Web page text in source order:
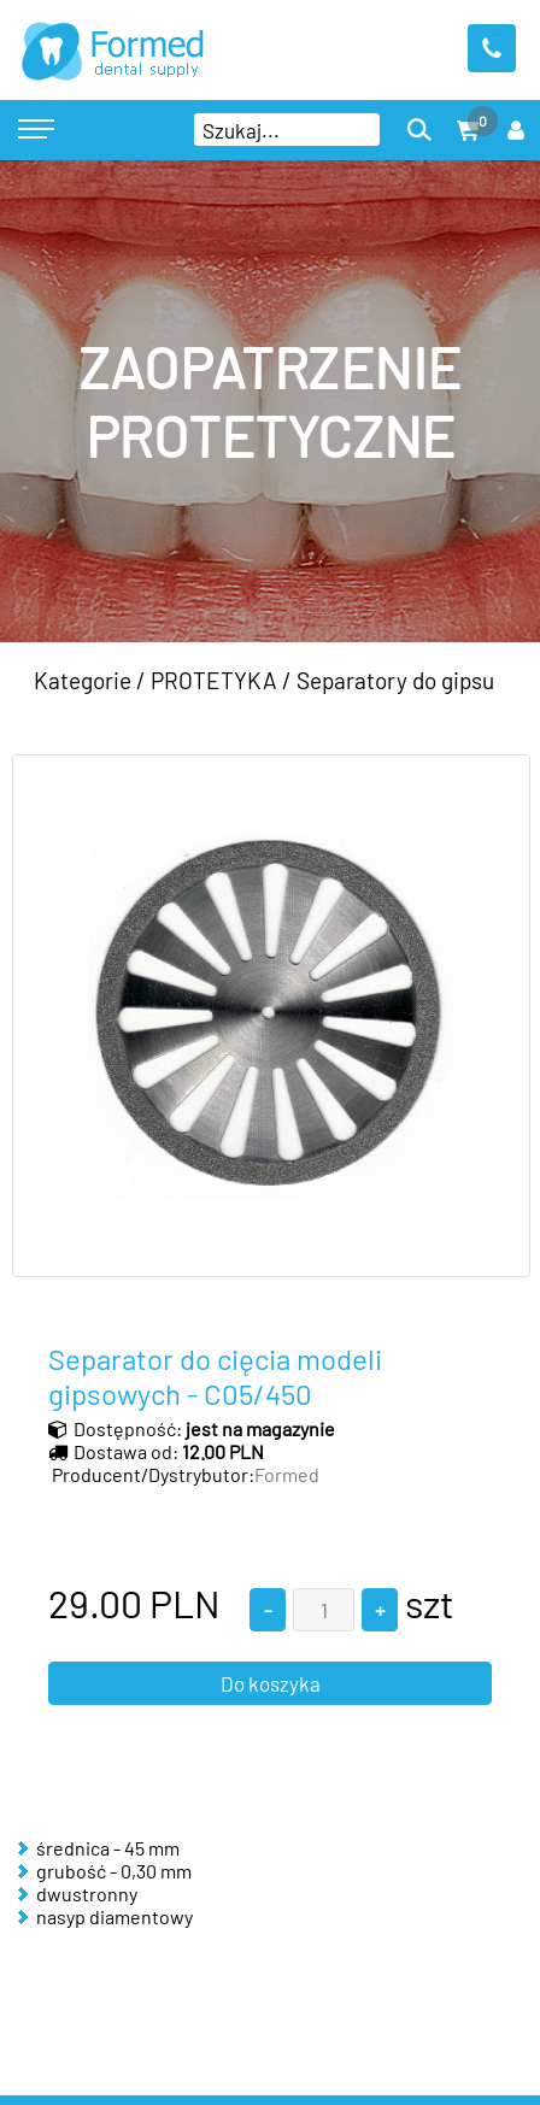
0
ZAOPATRZENIE
PROTETYCZNE
Kategorie / PROTETYKA / Separatory do gipsu
Separator do cięcia modeli
gipsowych - C05/450
Dostępność: jest na magazynie
Dostawa od: 12.00 PLN
Producent/Dystrybutor:Formed
29.00 PLN szt
średnica - 45 mm
grubość - 0,30 mm
dwustronny
nasyp diamentowy